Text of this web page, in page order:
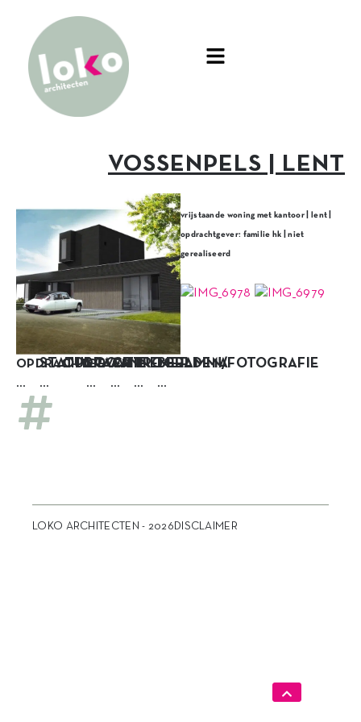
VOSSENPELS | LENT
vrijstaande woning met kantoor | lent |
opdrachtgever: familie hk | niet
gerealiseerd
OPDRACHTGEVER
…
STATUS
…
OPDRACHT
LOCATIE
…
AANNEMER
…
PROGRAMMA
…
BEELDEN/FOTOGRAFIE
…
LOKO ARCHITECTEN - 2026 DISCLAIMER